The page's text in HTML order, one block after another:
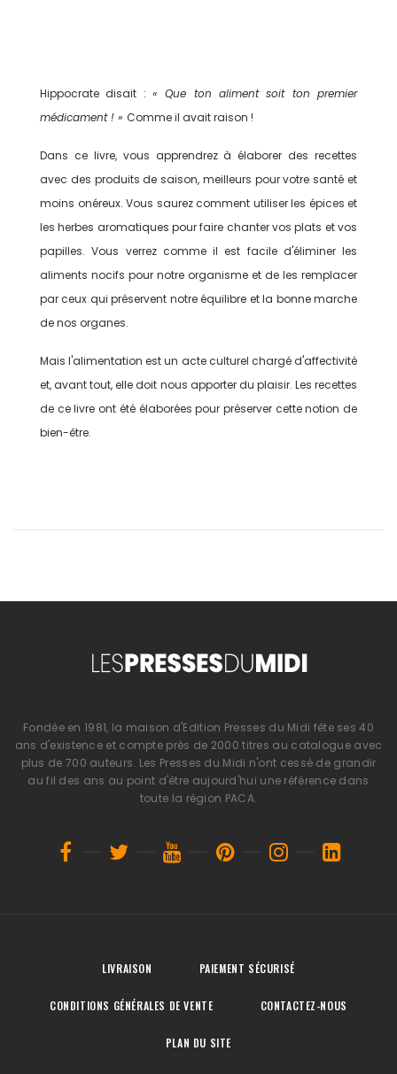
Hippocrate disait : « Que ton aliment soit ton premier
médicament ! » Comme il avait raison !
Dans ce livre, vous apprendrez à élaborer des recettes
avec des produits de saison, meilleurs pour votre santé et
moins onéreux. Vous saurez comment utiliser les épices et
les herbes aromatiques pour faire chanter vos plats et vos
papilles. Vous verrez comme il est facile d'éliminer les
aliments nocifs pour notre organisme et de les remplacer
par ceux qui préservent notre équilibre et la bonne marche
de nos organes.
Mais l'alimentation est un acte culturel chargé d'affectivité
et, avant tout, elle doit nous apporter du plaisir. Les recettes
de ce livre ont été élaborées pour préserver cette notion de
bien-être.
Fondée en 1981, la maison d'Edition Presses du Midi fête ses 40
ans d'existence et compte près de 2000 titres au catalogue avec
plus de 700 auteurs. Les Presses du Midi n'ont cessé de grandir
au fil des ans au point d'être aujourd'hui une référence dans
toute la région PACA.
LIVRAISON PAIEMENT SÉCURISÉ
CONDITIONS GÉNÉRALES DE VENTE CONTACTEZ-NOUS
PLAN DU SITE